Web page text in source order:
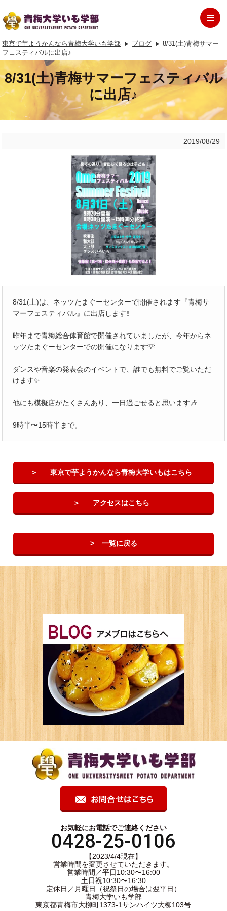
東京で芋ようかんなら青梅大学いも学部 ブログ
8/31(土)青梅サマー
フェスティバルに出店♪
8/31(土)青梅サマーフェスティバル
に出店♪
2019/08/29
8/31(土)は、ネッツたまぐーセンターで開催されます『青梅サ
マーフェスティバル』に出店します‼️
昨年まで青梅総合体育館で開催されていましたが、今年からネ
ッツたまぐーセンターでの開催になります💡
ダンスや音楽の発表会のイベントで、誰でも無料でご覧いただ
けます✨
他にも模擬店がたくさんあり、一日過ごせると思います🎶
9時半〜15時半まで。
東京で芋ようかんなら青梅大学いもはこちら
アクセスはこちら
一覧に戻る
お気軽にお電話でご連絡ください
0428-25-0106
【2023/4/4現在】
営業時間を変更させていただきます。
営業時間／平日10:30〜16:00
土日祝10:30〜16:30
定休日／月曜日（祝祭日の場合は翌平日）
青梅大学いも学部
東京都青梅市大柳町1373-1サンハイツ大柳103号